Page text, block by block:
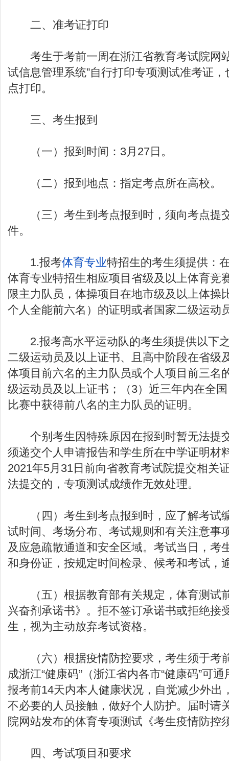
二、准考证打印
考生于考前一周在浙江省教育考试院网
试信息管理系统”自行打印专项测试准考证
点打印。
三、考生报到
（一）报到时间：3月27日。
（二）报到地点：指定考点所在高校。
（三）考生到考点报到时，须向考点提
件。
1.报考体育专业特招生的考生须提供：
体育专业特招生相应项目省级及以上体育竞
限主力队员，体操项目在地市级及以上体操
个人全能前六名）的证明或者国家二级运动
2.报考高水平运动队的考生须提供以下
二级运动员及以上证书、且高中阶段在省级
体项目前六名的主力队员或个人项目前三名
级运动员及以上证书；（3）近三年内在全
比赛中获得前八名的主力队员的证明。
个别考生因特殊原因在报到时暂无法提
须递交个人申请报告和学生所在中学证明材
2021年5月31日前向省教育考试院提交相关
法提交的，专项测试成绩作无效处理。
（四）考生到考点报到时，应了解考试
试时间、考场分布、考试规则和有关注意事
及应急疏散通道和安全区域。考试当日，考
和身份证，按规定时间检录、候考和考试，
（五）根据教育部有关规定，体育测试
兴奋剂承诺书》。拒不签订承诺书或拒绝接
生，视为主动放弃考试资格。
（六）根据疫情防控要求，考生须于考
成浙江“健康码”（浙江省内各市“健康码”可
报考前14天内本人健康状况，自觉减少外出
不必要的人员接触，做好个人防护。届时请
院网站发布的体育专项测试《考生疫情防控
四、考试项目和要求